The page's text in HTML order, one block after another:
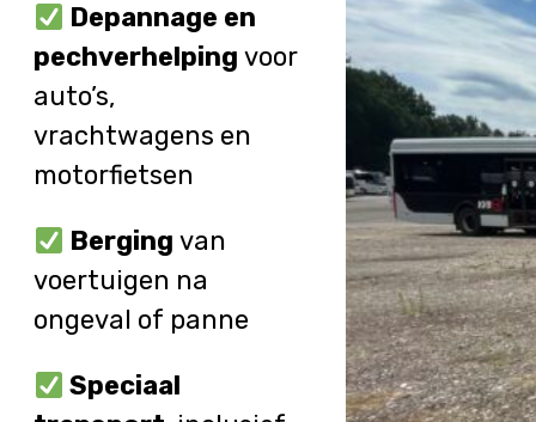
Depannage en
pechverhelping voor
auto’s,
vrachtwagens en
motorfietsen
Berging van
voertuigen na
ongeval of panne
Speciaal